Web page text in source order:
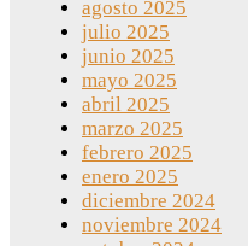
agosto 2025
julio 2025
junio 2025
mayo 2025
abril 2025
marzo 2025
febrero 2025
enero 2025
diciembre 2024
noviembre 2024